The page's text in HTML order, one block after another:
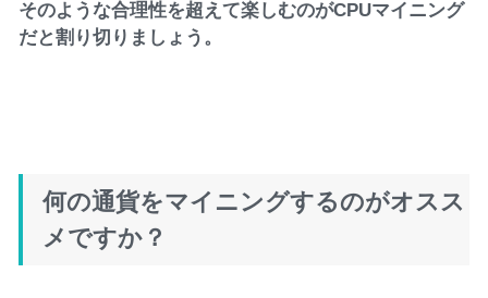
そのような合理性を超えて楽しむのがCPUマイニング
だと割り切りましょう。
何の通貨をマイニングするのがオスス
メですか？